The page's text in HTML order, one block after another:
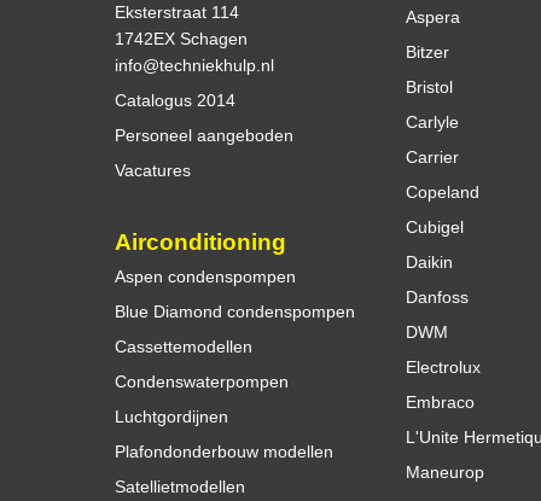
Eksterstraat 114
1742EX Schagen
info@techniekhulp.nl
Catalogus 2014
Personeel aangeboden
Vacatures
Airconditioning
Aspen condenspompen
Blue Diamond condenspompen
Cassettemodellen
Condenswaterpompen
Luchtgordijnen
Plafondonderbouw modellen
Satellietmodellen
Aspera
Bitzer
Bristol
Carlyle
Carrier
Copeland
Cubigel
Daikin
Danfoss
DWM
Electrolux
Embraco
L'Unite
Maneurop